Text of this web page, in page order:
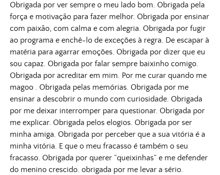
Obrigada por ver sempre o meu lado bom. Obrigada pela
força e motivação para fazer melhor. Obrigada por ensinar
com paixão, com calma e com alegria. Obrigada por fugir
ao programa e enchê-lo de exceções à regra. De escapar à
matéria para agarrar emoções. Obrigada por dizer que eu
sou capaz. Obrigada por falar sempre baixinho comigo.
Obrigada por acreditar em mim. Por me curar quando me
magoo . Obrigada pelas memórias. Obrigada por me
ensinar a descobrir o mundo com curiosidade. Obrigada
por me deixar interromper para questionar. Obrigada por
me explicar. Obrigada pelos elogios. Obrigada por ser
minha amiga. Obrigada por perceber que a sua vitória é a
minha vitória. E que o meu fracasso é também o seu
fracasso. Obrigada por querer “queixinhas” e me defender
do menino crescido. obrigada por me levar a sério.